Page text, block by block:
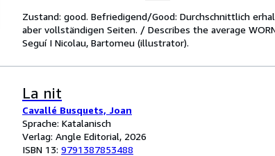
Zustand: good. Befriedigend/Good: Durchschnittlich
aber vollständigen Seiten. / Describes the average
Seguí I Nicolau, Bartomeu (illustrator).
La nit
Cavallé Busquets, Joan
Sprache: Katalanisch
Verlag: Angle Editorial, 2026
ISBN 13: 9791387853488